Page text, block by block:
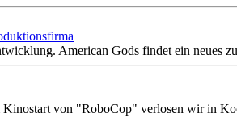
American Gods findet ein neues
von "RoboCop" verlosen wir in